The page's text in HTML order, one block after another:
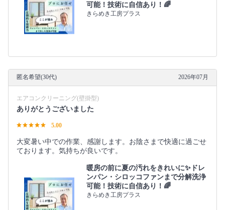
可能！技術に自信あり！🌈
きらめき工房プラス
匿名希望(30代) 2026年07月
エアコンクリーニング(壁掛型)
ありがとうございました
5.00
大変暑い中での作業、感謝します。お陰さまで快適に過ごせ
ております。気持ちが良いです。
暖房の前に夏の汚れをきれいに✨ドレ
ンパン・シロッコファンまで分解洗浄
可能！技術に自信あり！🌈
きらめき工房プラス